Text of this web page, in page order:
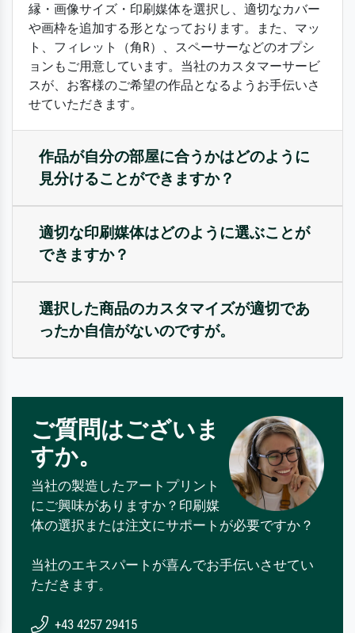
縁・画像サイズ・印刷媒体を選択し、適切なカバー
や画枠を追加する形となっております。また、マッ
ト、フィレット（角R）、スペーサーなどのオプシ
ョンもご用意しています。当社のカスタマーサービ
スが、お客様のご希望の作品となるようお手伝いさ
せていただきます。
作品が自分の部屋に合うかはどのように
見分けることができますか？
適切な印刷媒体はどのように選ぶことが
できますか？
選択した商品のカスタマイズが適切であ
ったか自信がないのですが。
ご質問はございま
すか。
当社の製造したアートプリント
にご興味がありますか？印刷媒
体の選択または注文にサポートが必要ですか？
当社のエキスパートが喜んでお手伝いさせてい
ただきます。
+43 4257 29415